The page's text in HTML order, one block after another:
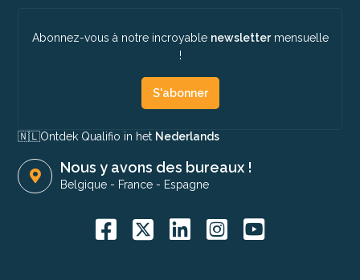
Abonnez-vous à notre incroyable newslettermensuelle
!
S'abonner
🇳🇱​Ontdek Qualifio in het Nederlands
Nous y avons des bureaux !
Belgique - France - Espagne